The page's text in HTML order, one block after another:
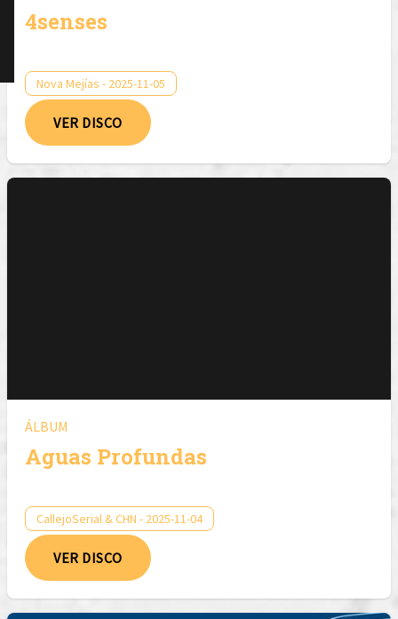
4senses
Nova Mejías - 2025-11-05
VER DISCO
ÁLBUM
Aguas Profundas
CallejoSerial & CHN - 2025-11-04
VER DISCO